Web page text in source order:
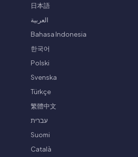
日本語
العربية
Bahasa Indonesia
한국어
Polski
Svenska
Türkçe
繁體中文
עברית
Suomi
Català